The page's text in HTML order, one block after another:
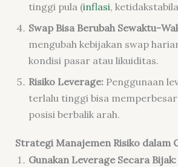
tinggi pula (inflasi,
Swap Bisa Berubah Sewaktu-
mengubah kebijakan swap
kondisi pasar atau likuiditas.
Risiko Leverage: Penggunaan
terlalu tinggi bisa
posisi berbalik arah.
Strategi Manajemen Risiko dalam
Gunakan Leverage Secara Bijak: